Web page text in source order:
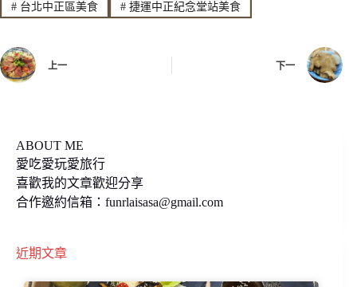
b L
#台北中正區美食 #捷運中正紀念堂站美食
上一 下一
ABOUT ME
愛吃愛玩愛旅行
喜歡我的文章歡迎分享
合作邀約信箱： funrlaisasa@gmail.com
近期文章